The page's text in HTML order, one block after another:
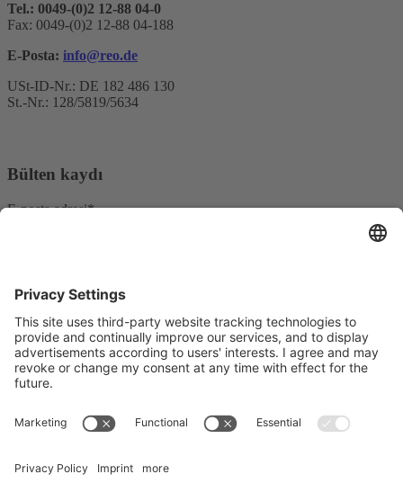
Tel.: 0049-(0)2 12-88 04-0
Fax: 0049-(0)2 12-88 04-188
E-Posta: info@reo.de
USt-ID-Nr.: DE 182 486 130
St.-Nr.: 128/5819/5634
Bülten kaydı
E-posta adresi*
Pazarlama platformumuz olarak Sendinblue kullanıyoruz. Formu
doldurup göndererek, sağladığınız bilgilerinKullanım Koşullarına
uygun olarak işlenmek üzere Sendinblue'ya aktarılacağını kabul
edersiniz.
© Copyright - REO AG |Gizlilik |Baskı | fromVidemiwith ♥︎
Youtube